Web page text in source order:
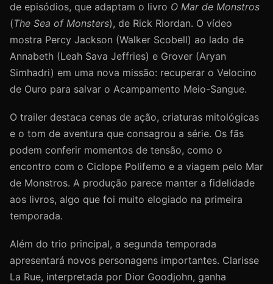
de episódios, que adaptam o livro O Mar de Monstros
(The Sea of Monsters), de Rick Riordan. O vídeo
mostra Percy Jackson (Walker Scobell) ao lado de
Annabeth (Leah Sava Jeffries) e Grover (Aryan
Simhadri) em uma nova missão: recuperar o Velocino
de Ouro para salvar o Acampamento Meio-Sangue.
O trailer destaca cenas de ação, criaturas mitológicas
e o tom de aventura que consagrou a série. Os fãs
podem conferir momentos de tensão, como o
encontro com o Ciclope Polifemo e a viagem pelo Mar
de Monstros. A produção parece manter a fidelidade
aos livros, algo que foi muito elogiado na primeira
temporada.
Além do trio principal, a segunda temporada
apresentará novos personagens importantes. Clarisse
La Rue, interpretada por Dior Goodjohn, ganha